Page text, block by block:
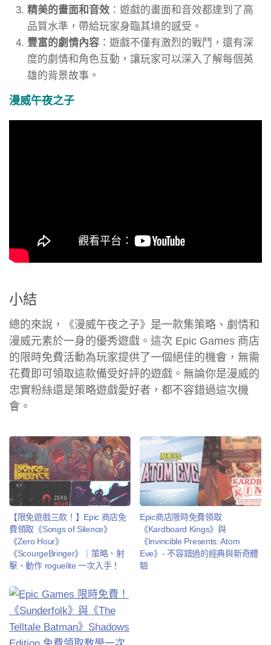
精美的畫面和音效 ：遊戲的畫面和音效都達到了高
品質水準，帶給玩家身臨其境的感受。
豐富的劇情內容 ：遊戲不僅有激烈的戰鬥，還有深
度的劇情和角色互動，讓玩家可以深入了解每個英
雄的背景故事。
漫威午夜之子
小結
總的來說，《漫威午夜之子》是一款集策略、劇情和
漫威元素於一身的優秀遊戲。這次 Epic Games 商店
的限時免費活動為玩家提供了一個絕佳的機會，無需
花費即可領取這款備受好評的遊戲。無論你是漫威的
忠實粉絲還是策略遊戲愛好者，都不容錯過這次機
會。
【限免遊戲三款！】Epic 商店免
費領取《Songs of Silence》
《Zero Hour》
《ScourgeBringer》｜策略、射
擊、動作 roguelite 一次入手！
Epic商店限時免費領取
《Kardboard Kings》與
《Invincible Presents: Atom
Eve》- 不容錯過的經典與新奇體
驗